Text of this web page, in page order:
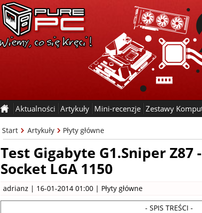
Aktualności Artykuły Mini-recenzje Zestawy
Start Artykuły Płyty główne
Test Gigabyte G1.Sniper Z87
Socket LGA 1150
adrianz | 16-01-2014 01:00 | Płyty główne
- SPIS TREŚCI -